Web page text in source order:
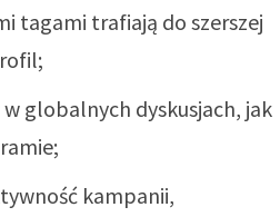
tagami trafiają do szerszej
w globalnych dyskusjach, jak
kampanii,